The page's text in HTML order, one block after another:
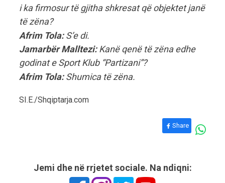
i ka firmosur të gjitha shkresat që objektet janë
të zëna?
Afrim Tola:S’e di.
Jamarbër Malltezi:Kanë qenë të zëna edhe
godinat e Sport Klub “Partizani”?
Afrim Tola:Shumica të zëna.
SI.E./Shqiptarja.com
Share
Jemi dhe në rrjetet sociale. Na ndiqni: